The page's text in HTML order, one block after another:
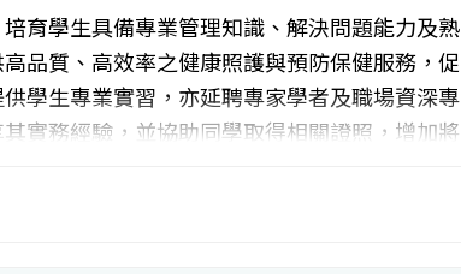
育學生具備專業管理知識、解決問題能力及熟
品質、高效率之健康照護與預防保健服務，促
學生專業實習，亦延聘專家學者及職場資深專
實務經驗，並協助同學取得相關證照，增加將